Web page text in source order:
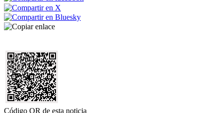
Código QR de esta noticia